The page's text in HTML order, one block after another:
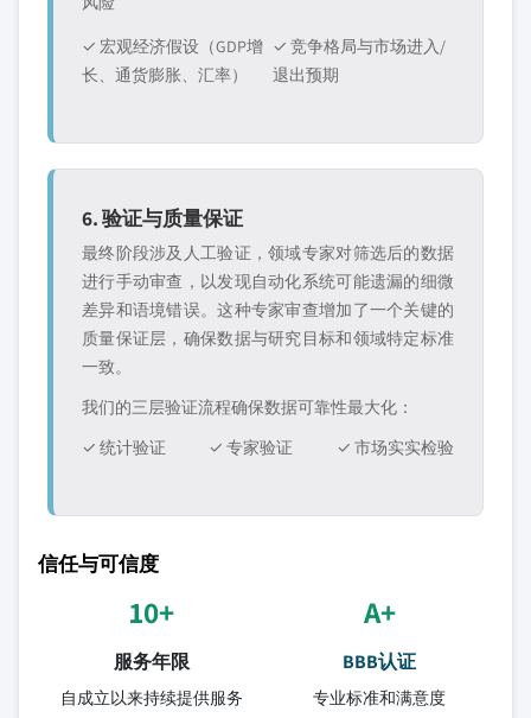
✓ 宏观经济假设（GDP增
长、通货膨胀、汇率）
✓ 竞争格局与市场进入/
退出预期
6. 验证与质量保证
最终阶段涉及人工验证，领域专家对筛选后的数据
进行手动审查，以发现自动化系统可能遗漏的细微
差异和语境错误。这种专家审查增加了一个关键的
质量保证层，确保数据与研究目标和领域特定标准
一致。
我们的三层验证流程确保数据可靠性最大化：
✓ 统计验证
✓ 专家验证 ✓ 市场实实检验
信任与可信度
10+
服务年限
自成立以来持续提供服务
A+
BBB认证
专业标准和满意度